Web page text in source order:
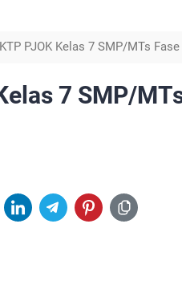
PJOK Kelas 7 SMP/MTs
7 SMP/